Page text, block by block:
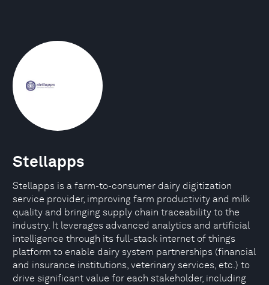
Stellapps
Stellapps is a farm-to-consumer dairy digitization
service provider, improving farm productivity and milk
quality and bringing supply chain traceability to the
industry. It leverages advanced analytics and artificial
intelligence through its full-stack internet of things
platform to enable dairy system partnerships (financial
and insurance institutions, veterinary services, etc.) to
drive significant value for each stakeholder, including